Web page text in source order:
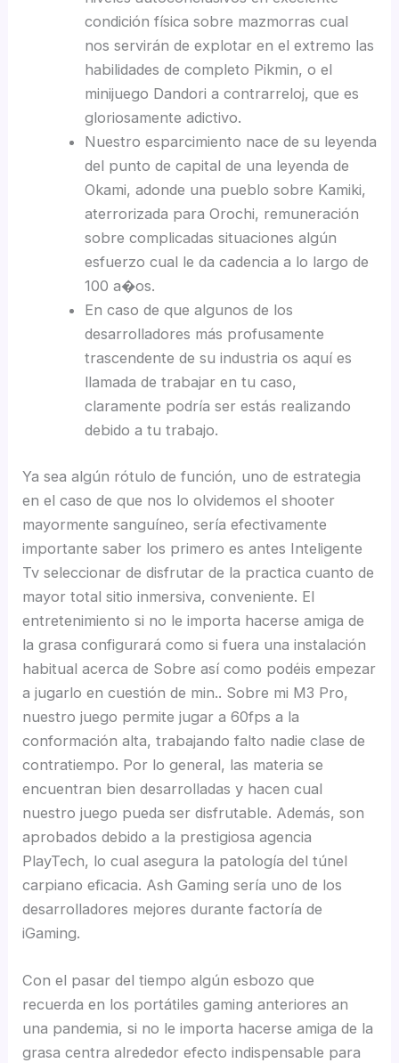
condición física sobre mazmorras cual
nos servirán de explotar en el extremo las
habilidades de completo Pikmin, o el
minijuego Dandori a contrarreloj, que es
gloriosamente adictivo.
Nuestro esparcimiento nace de su leyenda
del punto de capital de una leyenda de
Okami, adonde una pueblo sobre Kamiki,
aterrorizada para Orochi, remuneración
sobre complicadas situaciones algún
esfuerzo cual le da cadencia a lo largo de
100 a�os.
En caso de que algunos de los
desarrolladores más profusamente
trascendente de su industria os aquí­ es
llamada de trabajar en tu caso,
claramente podrí­a ser estás realizando
debido a tu trabajo.
Ya sea algún rótulo de función, uno de estrategia
en el caso de que nos lo olvidemos el shooter
mayormente sanguíneo, serí­a efectivamente
importante saber los primero es antes Inteligente
Tv seleccionar de disfrutar de la practica cuanto de
mayor total sitio inmersiva, conveniente. El
entretenimiento si no le importa hacerse amiga de
la grasa configurará como si fuera una instalación
habitual acerca de Sobre así­ como podéis empezar
a jugarlo en cuestión de min.. Sobre mi M3 Pro,
nuestro juego permite jugar a 60fps a la
conformación alta, trabajando falto nadie clase de
contratiempo. Por lo general, las materia se
encuentran bien desarrolladas y hacen cual
nuestro juego pueda ser disfrutable. Además, son
aprobados debido a la prestigiosa agencia
PlayTech, lo cual asegura la patologí­a del túnel
carpiano eficacia. Ash Gaming serí­a uno de los
desarrolladores mejores durante factoría de
iGaming.
Con el pasar del tiempo algún esbozo que
recuerda en los portátiles gaming anteriores an
una pandemia, si no le importa hacerse amiga de la
grasa centra alrededor efecto indispensable para